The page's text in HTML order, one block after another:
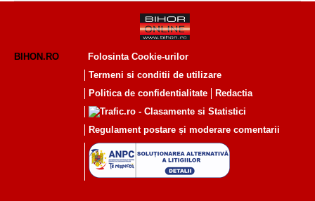
BIHON.RO
Folosinta Cookie-urilor
Termeni si conditii de utilizare
Politica de confidentialitate
Redactia
Regulament postare și moderare comentarii